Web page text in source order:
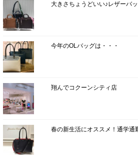
大きさちょうどいい♪レザーバ
今年のOLバッグは・・・
翔んでコクーンシティ店
春の新生活にオススメ！通学通